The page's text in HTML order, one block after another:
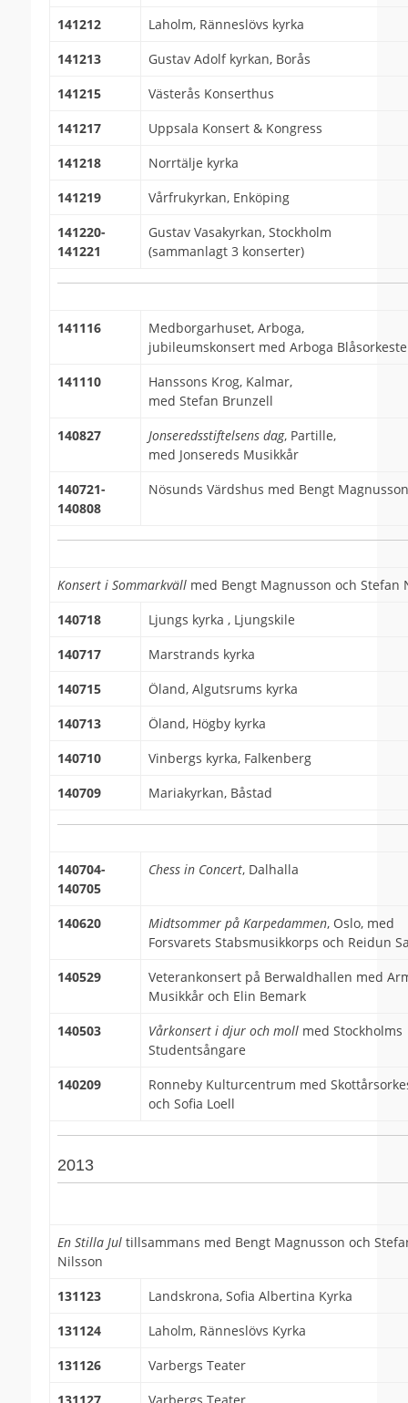
141212
Laholm, Ränneslövs kyrka
141213
Gustav Adolf kyrkan, Borås
141215
Västerås Konserthus
141217
Uppsala Konsert & Kongress
141218
Norrtälje kyrka
141219
Vårfrukyrkan, Enköping
141220-
141221
Gustav Vasakyrkan, Stockholm
(sammanlagt 3 konserter)
141116
Medborgarhuset, Arboga,
jubileumskonsert med Arboga
141110
Hanssons Krog, Kalmar,
med Stefan Brunzell
140827
Jonseredsstiftelsens dag, Partille,
med Jonsereds Musikkår
140721-
140808
Nösunds Värdshus med Bengt Magnusson
Konsert i Sommarkväll med Bengt Magnusson och Stefan
140718
Ljungs kyrka , Ljungskile
140717
Marstrands kyrka
140715
Öland, Algutsrums kyrka
140713
Öland, Högby kyrka
140710
Vinbergs kyrka, Falkenberg
140709
Mariakyrkan, Båstad
140704-
140705
Chess in Concert, Dalhalla
140620 Midtsommer på Karpedammen, Oslo, med
Forsvarets Stabsmusikkorps och Reidun
140529
Veterankonsert på Berwaldhallen med
Musikkår och Elin Bemark
140503
Vårkonsert i djur och moll med Stockholms
Studentsångare
140209
Ronneby Kulturcentrum med
och Sofia Loell
2013
En Stilla Jul tillsammans med Bengt Magnusson och
Nilsson
131123
Landskrona, Sofia Albertina Kyrka
131124
Laholm, Ränneslövs Kyrka
131126
Varbergs Teater
131127
Varbergs Teater